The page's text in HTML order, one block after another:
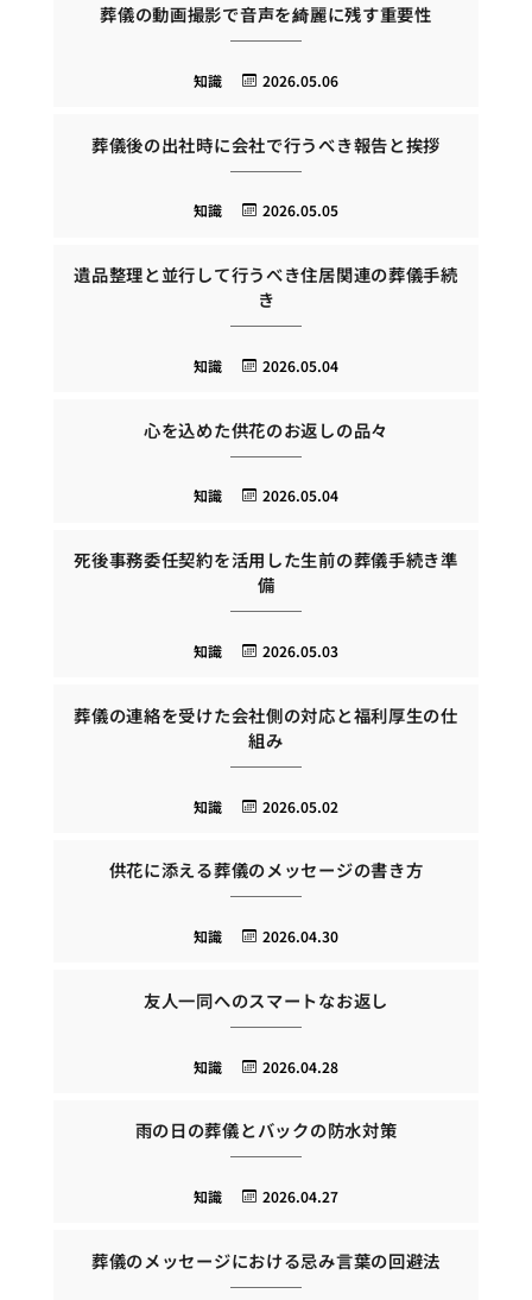
葬儀の動画撮影で音声を綺麗に残す重要性
2026.05.06
知識
葬儀後の出社時に会社で行うべき報告と挨拶
2026.05.05
知識
遺品整理と並行して行うべき住居関連の葬儀手続
き
2026.05.04
知識
心を込めた供花のお返しの品々
2026.05.04
知識
死後事務委任契約を活用した生前の葬儀手続き準
備
2026.05.03
知識
葬儀の連絡を受けた会社側の対応と福利厚生の仕
組み
2026.05.02
知識
供花に添える葬儀のメッセージの書き方
2026.04.30
知識
友人一同へのスマートなお返し
2026.04.28
知識
雨の日の葬儀とバックの防水対策
2026.04.27
知識
葬儀のメッセージにおける忌み言葉の回避法